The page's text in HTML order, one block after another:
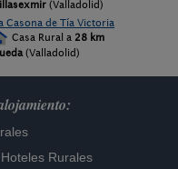
(Valladolid)
Casona de Tía Victoria
Casa Rural a 28 km
(Valladolid)
Hoteles Rurales